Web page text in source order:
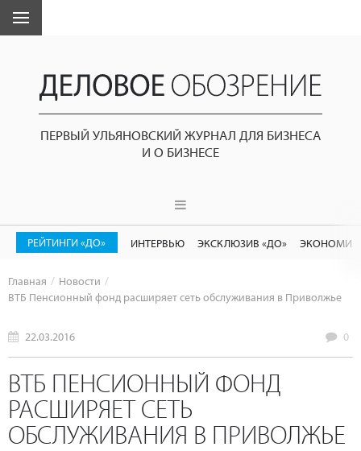
ПЕРВЫЙ УЛЬЯНОВСКИЙ ЖУРНАЛ ДЛЯ БИЗНЕСА
И О БИЗНЕСЕ
РЕЙТИНГИ «ДО» ИНТЕРВЬЮ ЭКСКЛЮЗИВ «ДО»
Главная
Новости
ВТБ Пенсионный фонд расширяет сеть обслуживания в Приволжье
22.03.2016 0
ВТБ ПЕНСИОННЫЙ ФОНД
РАСШИРЯЕТ СЕТЬ
ОБСЛУЖИВАНИЯ В ПРИВОЛЖЬЕ